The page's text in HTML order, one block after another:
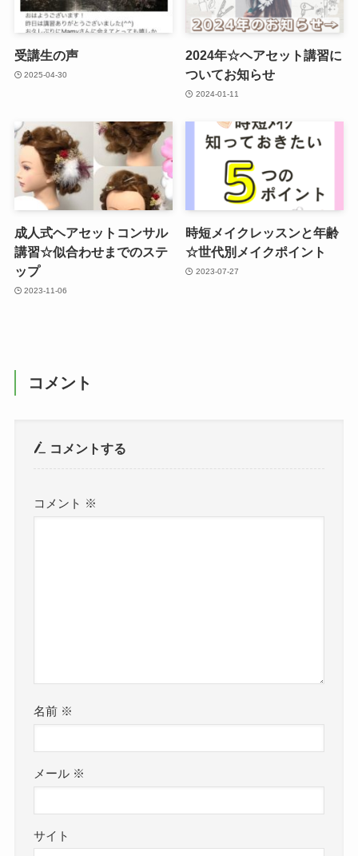
受講生の声
2025-04-30
2024年☆ヘアセット講習に
ついてお知らせ
2024-01-11
成人式ヘアセットコンサル
講習☆似合わせまでのステ
ップ
2023-11-06
時短メイクレッスンと年齢
☆世代別メイクポイント
2023-07-27
コメント
コメントする
コメント ※
名前 ※
メール ※
サイト